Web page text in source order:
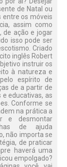
de Natal ou
entre os móveis
assim como
de ação e jogar
isso pode ser
Criado
inglês Robert
instruir os
à natureza e
espírito de
de a partir de
educativas, as
Conforme se
na prática a
e desmontar
de ajuda
não importa se
de praticar
haverá uma
empolgado?